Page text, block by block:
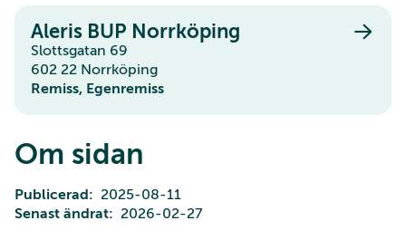
Aleris BUP Norrköping
Slottsgatan 69
602 22 Norrköping
Remiss, Egenremiss
Om sidan
Publicerad
2025-08-11
Senast ändrat
2026-02-27